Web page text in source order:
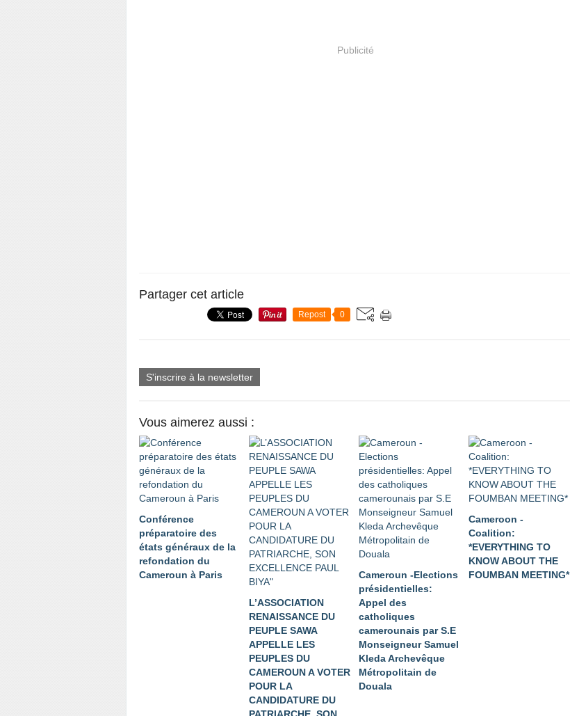
Publicité
Partager cet article
Repost 0
S'inscrire à la newsletter
Vous aimerez aussi :
Conférence
préparatoire des
états généraux de la
refondation du
Cameroun à Paris
L’ASSOCIATION
RENAISSANCE DU
PEUPLE SAWA
APPELLE LES
PEUPLES DU
CAMEROUN A VOTER
POUR LA
CANDIDATURE DU
Cameroun -Elections
présidentielles:
Appel des
catholiques
camerounais par S.E
Monseigneur Samuel
Kleda Archevêque
Métropolitain de
Douala
Cameroon -
Coalition:
*EVERYTHING TO
KNOW ABOUT THE
FOUMBAN MEETING*